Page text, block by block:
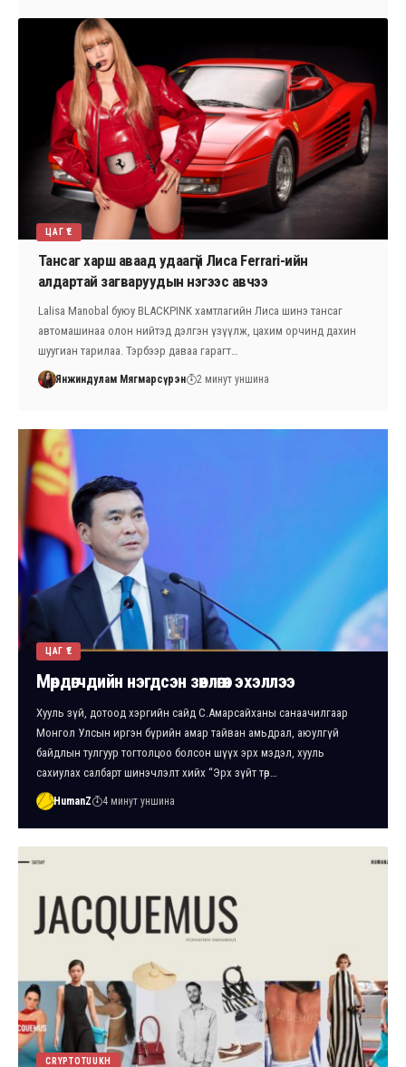
ЦАГ ҮЕ
Тансаг харш аваад удаагүй Лиса Ferrari-ийн
алдартай загваруудын нэгээс авчээ
Lalisa Manobal буюу BLACKPINK хамтлагийн Лиса шинэ тансаг
автомашинаа олон нийтэд дэлгэн үзүүлж, цахим орчинд дахин
шуугиан тарилаа. Тэрбээр даваа гарагт…
Янжиндулам Мягмарсүрэн 2 минут уншина
ЦАГ ҮЕ
Мөрдөгчдийн нэгдсэн зөвлөгөөн эхэллээ
Хууль зүй, дотоод хэргийн сайд С.Амарсайханы санаачилгаар
Монгол Улсын иргэн бүрийн амар тайван амьдрал, аюулгүй
байдлын тулгуур тогтолцоо болсон шүүх эрх мэдэл, хууль
сахиулах салбарт шинэчлэлт хийх “Эрх зүйт төр…
HumanZ 4 минут уншина
CRYPTOTUUKH